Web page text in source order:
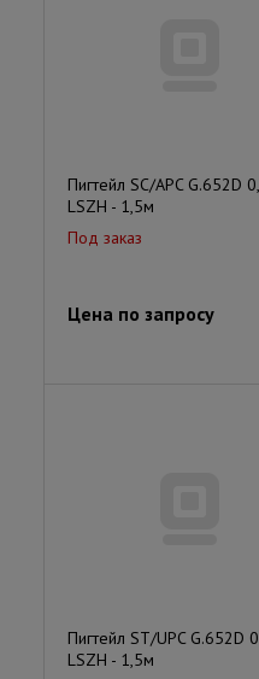
Пигтейл SC/APC G.652D
LSZH - 1,5м
Под заказ
Цена по запросу
Пигтейл ST/UPC G.652D
LSZH - 1,5м